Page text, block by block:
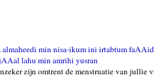
min nisa-ikum ini irtabtum
lahu min amrihi yusran
zijn omtrent de menstruatie van